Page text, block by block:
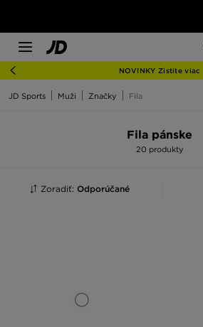
NOVINKY Zistite viac
JD Sports Muži Značky Fila
Fila pánske
20 produkty
Zoradiť: Odporúčané